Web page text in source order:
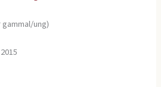
gammal/ung)